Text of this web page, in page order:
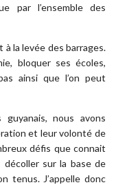
par l’ensemble des
à la levée des barrages.
bloquer ses écoles,
ainsi que l’on peut
nous avons
et leur volonté de
défis que connait
sur la base de
tenus. J’appelle donc